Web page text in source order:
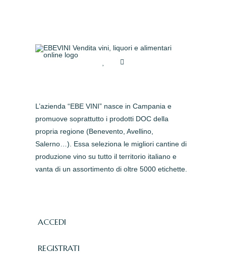
L’azienda “EBE VINI” nasce in Campania e
promuove soprattutto i prodotti DOC della
propria regione (Benevento, Avellino,
Salerno…). Essa seleziona le migliori cantine di
produzione vino su tutto il territorio italiano e
vanta di un assortimento di oltre 5000 etichette.
ACCEDI
REGISTRATI